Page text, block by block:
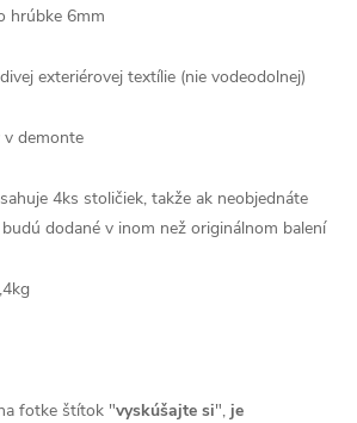
hrúbke 6mm
exteriérovej textílie (nie vodeodolnej)
demonte
4ks stoličiek, takže ak neobjednáte
dodané v inom než originálnom balení
fotke štítok "vyskúšajte si", je